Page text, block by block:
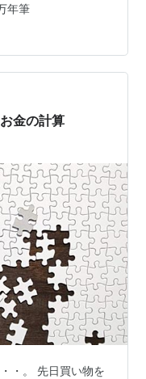
いです。 インクジ
年賀状のハガキの
紙 ③インクジェ
無地」は通常の官製
ット紙」も一見、
年筆
金の計算
・。 先日買い物を